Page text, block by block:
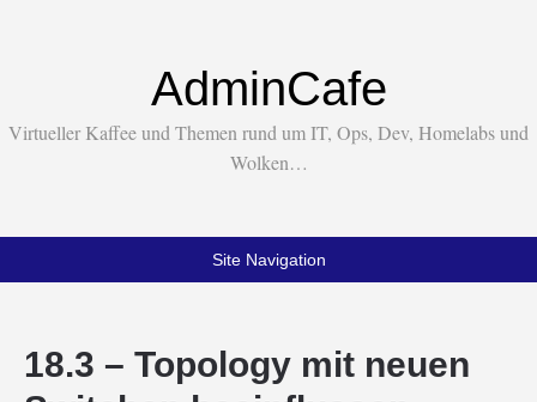
AdminCafe
Virtueller Kaffee und Themen rund um IT, Ops, Dev, Homelabs und
Wolken…
Site Navigation
18.3 – Topology mit neuen